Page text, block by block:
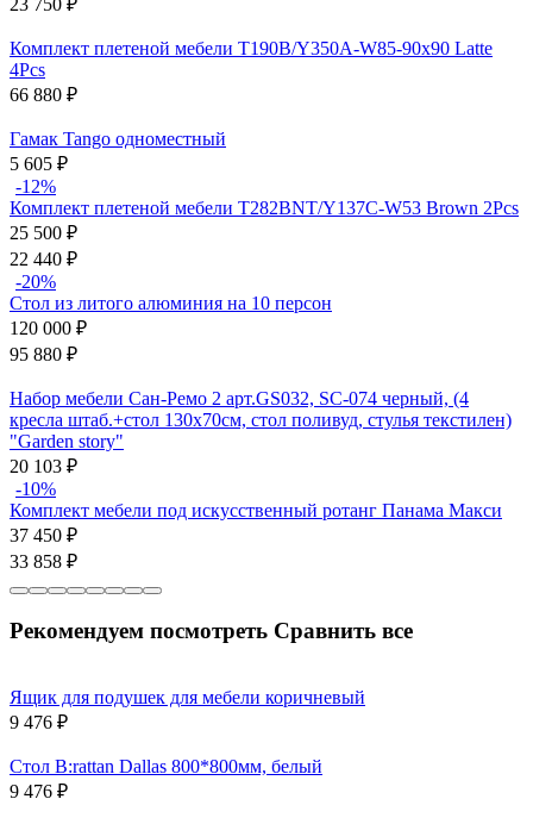
Комплект плетеной мебели T190B/Y350A-W85-90x90 Latte
4Pcs
66 880 ₽
Гамак Tango одноместный
5 605 ₽
-12%
Комплект плетеной мебели T282BNT/Y137C-W53 Brown 2Pcs
25 500 ₽
22 440 ₽
-20%
Стол из литого алюминия на 10 персон
120 000 ₽
95 880 ₽
Набор мебели Сан-Ремо 2 арт.GS032, SC-074 черный, (4
кресла штаб.+стол 130х70см, стол поливуд, стулья текстилен)
"Garden story"
20 103 ₽
-10%
Комплект мебели под искусственный ротанг Панама Макси
37 450 ₽
33 858 ₽
Рекомендуем посмотреть Сравнить все
Ящик для подушек для мебели коричневый
9 476 ₽
Стол B:rattan Dallas 800*800мм, белый
9 476 ₽